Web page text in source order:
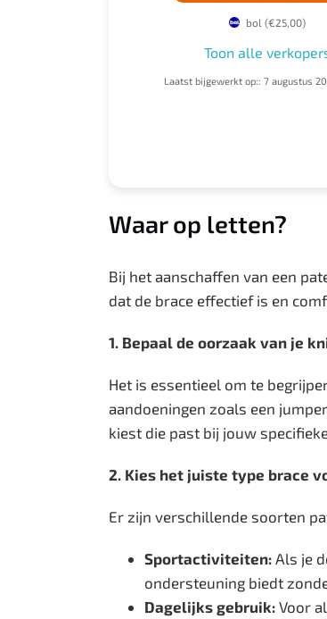
bol (€25,00)
Toon alle
Laatst bijgewerkt op:: 7 augustus
Waar op letten?
Bij het aanschaffen van een
dat de brace effectief is en
1. Bepaal de oorzaak van je
Het is essentieel om te
aandoeningen zoals een
kiest die past bij jouw
2. Kies het juiste type brace
Er zijn verschillende soorten
Sportactiviteiten:Als je
ondersteuning biedt
Dagelijks gebruik:Voor